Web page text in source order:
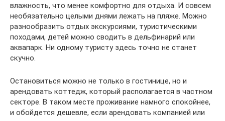
влажность, что менее комфортно для отдыха. И совсем
необязательно целыми днями лежать на пляже. Можно
разнообразить отдых экскурсиями, туристическими
походами, детей можно сводить в дельфинарий или
аквапарк. Ни одному туристу здесь точно не станет
скучно.
Остановиться можно не только в гостинице, но и
арендовать коттедж, который располагается в частном
секторе. В таком месте проживание намного спокойнее,
и обойдется дешевле, если арендовать компанией или